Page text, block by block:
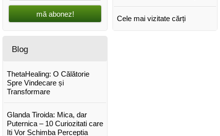
mă abonez!
Cele mai vizitate cărți
Blog
ThetaHealing: O Călătorie
Spre Vindecare și
Transformare
Glanda Tiroida: Mica, dar
Puternica – 10 Curiozitati care
Iti Vor Schimba Perceptia